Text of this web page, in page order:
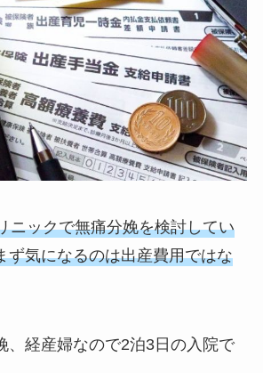
ニックで無痛分娩を検討してい
ず気になるのは出産費用ではな
、経産婦なので2泊3日の入院で